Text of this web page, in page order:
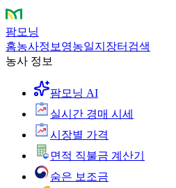
팜모닝
홈농사정보 영농일지 장터 검색
농사 정보
팜모닝 AI
실시간 경매 시세
시장별 가격
면적 직불금 계산기
숨은 보조금